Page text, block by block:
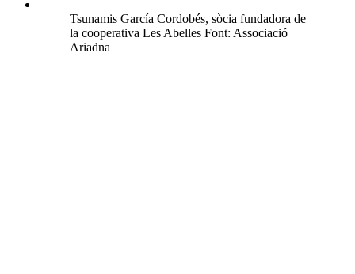
Tsunamis García Cordobés, sòcia fundadora de
la cooperativa Les Abelles Font: Associació
Ariadna